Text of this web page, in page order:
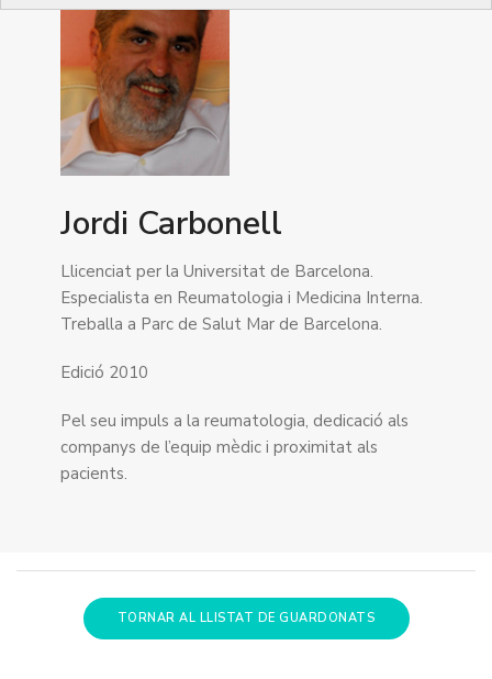
Jordi Carbonell
Llicenciat per la Universitat de Barcelona.
Especialista en Reumatologia i Medicina Interna.
Treballa a Parc de Salut Mar de Barcelona.
Edició 2010
Pel seu impuls a la reumatologia, dedicació als
companys de l’equip mèdic i proximitat als
pacients.
TORNAR AL LLISTAT DE GUARDONATS